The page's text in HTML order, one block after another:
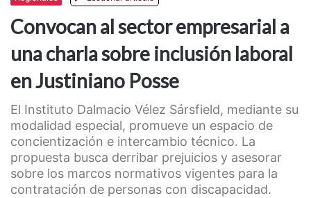
Convocan al sector empresarial a
una charla sobre inclusión laboral
en Justiniano Posse
El Instituto Dalmacio Vélez Sársfield, mediante su
modalidad especial, promueve un espacio de
concientización e intercambio técnico. La
propuesta busca derribar prejuicios y asesorar
sobre los marcos normativos vigentes para la
contratación de personas con discapacidad.